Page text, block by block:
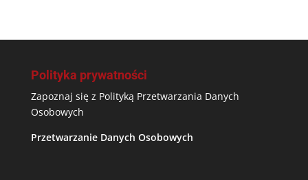
Polityka prywatności
Zapoznaj się z Polityką Przetwarzania Danych
Osobowych
Przetwarzanie Danych Osobowych